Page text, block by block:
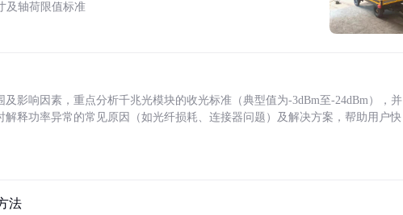
及轴荷限值标准
影响因素，重点分析千兆光模块的收光标准（典型值为-3dBm至-24dBm），并
释功率异常的常见原因（如光纤损耗、连接器问题）及解决方案，帮助用户快
法